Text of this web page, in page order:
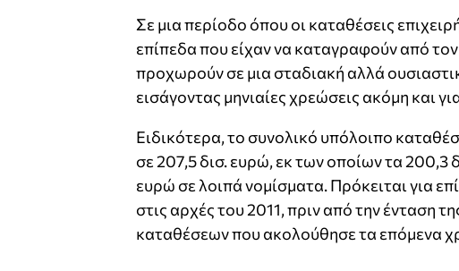
Σε μια περίοδο όπου οι καταθέσεις
επίπεδα που είχαν να καταγραφούν από
προχωρούν σε μια σταδιακή αλλά
εισάγοντας μηνιαίες χρεώσεις ακόμη και
Ειδικότερα, το συνολικό υπόλοιπο
σε 207,5 δισ. ευρώ, εκ των οποίων τα 200,3
ευρώ σε λοιπά νομίσματα. Πρόκειται για
στις αρχές του 2011, πριν από την ένταση
καταθέσεων που ακολούθησε τα επόμενα